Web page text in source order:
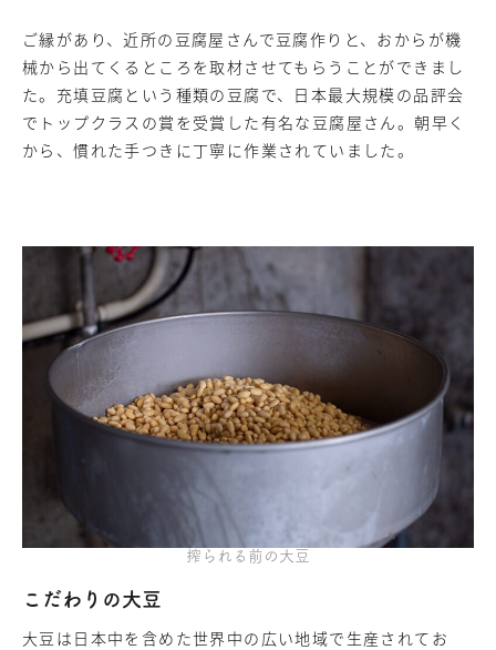
ご縁があり、近所の豆腐屋さんで豆腐作りと、おからが機
械から出てくるところを取材させてもらうことができまし
た。充填豆腐という種類の豆腐で、日本最大規模の品評会
でトップクラスの賞を受賞した有名な豆腐屋さん。朝早く
から、慣れた手つきに丁寧に作業されていました。
搾られる前の大豆
こだわりの大豆
大豆は日本中を含めた世界中の広い地域で生産されてお